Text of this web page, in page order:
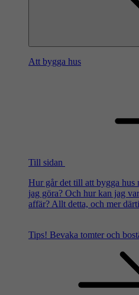
Att bygga hus
Till sidan
Hur går det till att bygga
jag göra? Och hur kan jag
affär? Allt detta, och mer
Tips! Bevaka tomter och